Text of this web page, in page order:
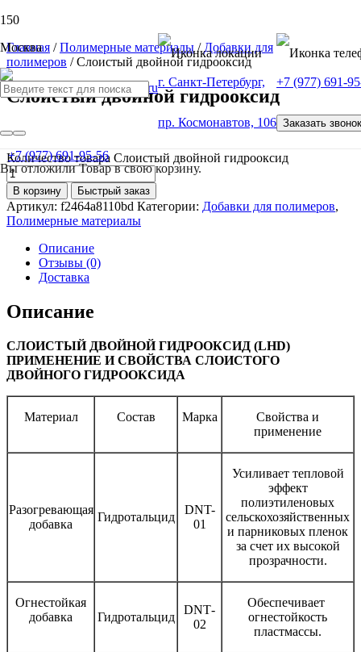
Москва
г. Санкт-Петербург,
пр. Космонавтов, 106
+7 (977) 691-
Заказать звонок
Вы отложилиТоварв свою корзину.
+7 (977) 691-95-56
Главная /Полимерные материалы / Добавки для
полимеров / Слоистый двойной гидрооксид
Слоистый двойной гидрооксид
от100
Количество товара Слоистый двойной гидрооксид
В корзину Быстрый заказ
Артикул: f2464a8110bd Категории: Добавки для полимеров,
Полимерные материалы
Описание
Отзывы (0)
Доставка
Описание
СЛОИСТЫЙ ДВОЙНОЙ ГИДРООКСИД (LHD)
ПРИМЕНЕНИЕ И СВОЙСТВА СЛОИСТОГО
ДВОЙНОГО ГИДРООКСИДА
Материал Состав Марка
Свойства и
применение
Разогревающая
добавка
Гидротальцид
DNT-
01
Усиливает тепловой
эффект
полиэтиленовых
сельскохозяйственных
и парниковых пленок
за счет их высокой
прозрачности.
Огнестойкая
добавка
Гидротальцид
DNT-
02
Обеспечивает
огнестойкость
пластмассы.